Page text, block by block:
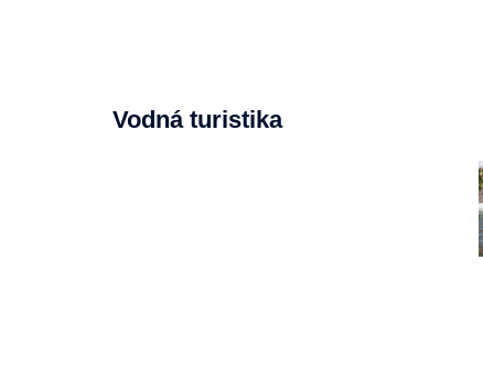
Vodná turistika